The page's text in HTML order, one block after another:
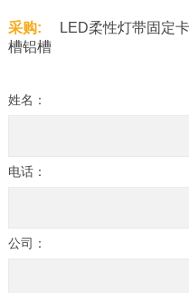
采购:
LED柔性灯带固定
槽铝槽
姓名：
电话：
公司：